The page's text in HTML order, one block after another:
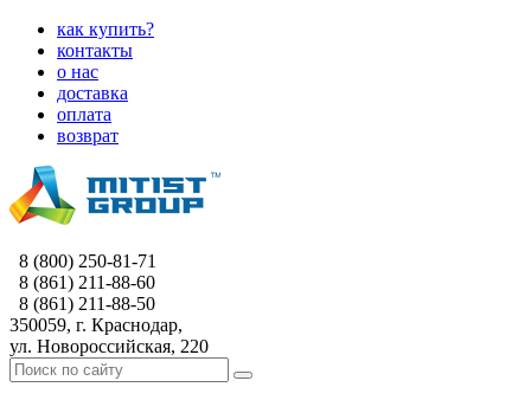
как купить?
контакты
о нас
доставка
оплата
возврат
8 (800) 250-81-71
8 (861) 211-88-60
8 (861) 211-88-50
350059, г. Краснодар,
ул. Новороссийская, 220